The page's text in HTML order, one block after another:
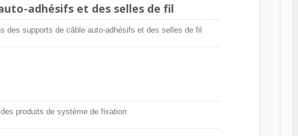
adhésifs et des selles de fil
des supports de câble auto-adhésifs et des selles de fil
produits de système de fixation